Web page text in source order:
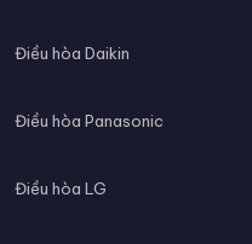
Điều hòa Daikin
Điều hòa Panasonic
Điều hòa LG